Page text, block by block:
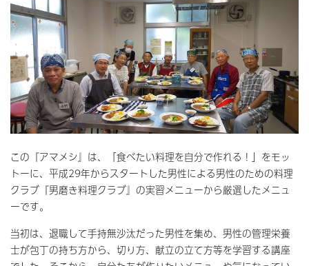
この『アマメシ』は、「食べたい料理を自分で作れる！」をモッ
トーに、平成29年からスタートした男性による男性のための料理
クラブ『男磨き料理クラブ』の実習メニューから厳選したメニュ
ーです。
当初は、退職して手持無沙汰だった男性を集め、男性の管理栄養
士が包丁の持ち方から、切り方、献立の立て方等を学習する講座